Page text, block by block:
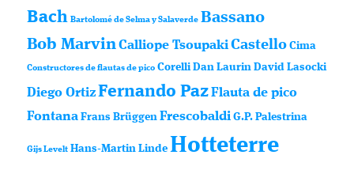
Bach Bartolomé de Selma y Salaverde Bassano
Bob MarvinCalliope TsoupakiCastello Cima
Constructores de flautas de pico Corelli Dan Laurin David Lasocki
Diego OrtizFernando PazFlauta de pico
Fontana Frans Brüggen Frescobaldi G.P. Palestrina
Gijs Levelt Hans-Martin Linde Hotteterre